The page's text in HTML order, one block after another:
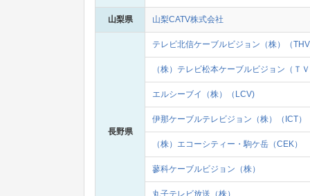
山梨県 山梨CATV株式会社
長野県
テレビ北信ケーブルビジョン（株）（
（株）テレビ松本ケーブルビジョン（Ｔ
エルシーブイ（株）（LCV)
伊那ケーブルテレビジョン（株）（ICT）
（株）エコーシティー・駒ケ岳（CEK）
蓼科ケーブルビジョン（株）
丸子テレビ放送（株）